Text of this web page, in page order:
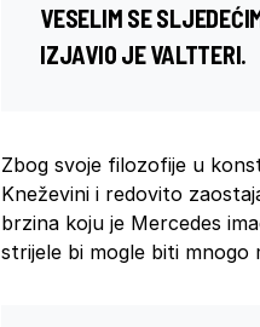
VESELIM SE
IZJAVIO JE VALTTERI.
Zbog svoje filozofije u
Kneževini i redovito
brzina koju je Mercedes
strijele bi mogle biti mnogo